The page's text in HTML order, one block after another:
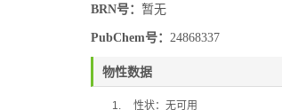
BRN号： 暂无
PubChem号： 24868337
物性数据
1.
性状：无可用